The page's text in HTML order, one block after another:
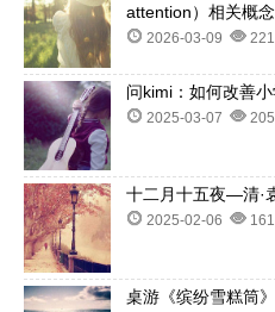
attention）相关概念
2026-03-09
问kimi：如何改善
2025-03-07
十二月十五夜—清·
2025-02-06
桌游《缤纷雪糕筒》